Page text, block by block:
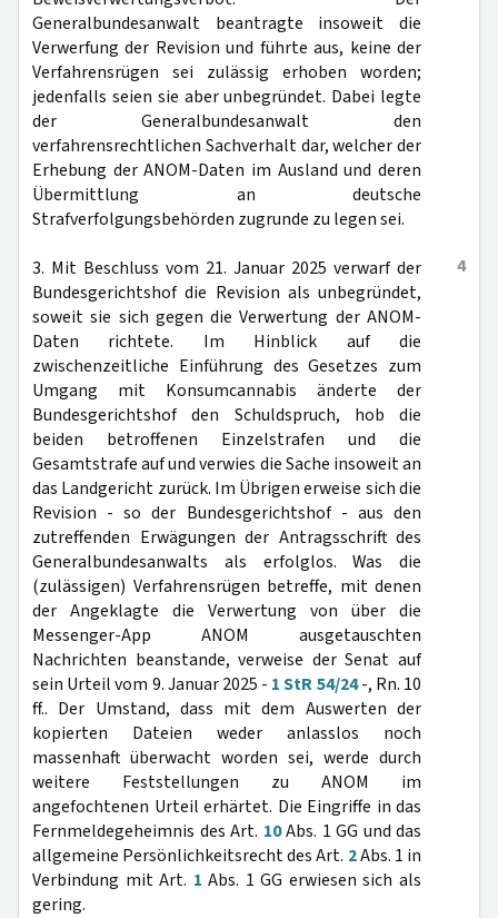
Generalbundesanwalt beantragte insoweit die
Verwerfung der Revision und führte aus, keine der
Verfahrensrügen sei zulässig erhoben worden;
jedenfalls seien sie aber unbegründet. Dabei legte
der Generalbundesanwalt den
verfahrensrechtlichen Sachverhalt dar, welcher der
Erhebung der ANOM-Daten im Ausland und deren
Übermittlung an deutsche
Strafverfolgungsbehörden zugrunde zu legen sei.
4
3. Mit Beschluss vom 21. Januar 2025 verwarf der
Bundesgerichtshof die Revision als unbegründet,
soweit sie sich gegen die Verwertung der ANOM-
Daten richtete. Im Hinblick auf die
zwischenzeitliche Einführung des Gesetzes zum
Umgang mit Konsumcannabis änderte der
Bundesgerichtshof den Schuldspruch, hob die
beiden betroffenen Einzelstrafen und die
Gesamtstrafe auf und verwies die Sache insoweit an
das Landgericht zurück. Im Übrigen erweise sich die
Revision - so der Bundesgerichtshof - aus den
zutreffenden Erwägungen der Antragsschrift des
Generalbundesanwalts als erfolglos. Was die
(zulässigen) Verfahrensrügen betreffe, mit denen
der Angeklagte die Verwertung von über die
Messenger-App ANOM ausgetauschten
Nachrichten beanstande, verweise der Senat auf
sein Urteil vom 9. Januar 2025 - 1 StR 54/24-, Rn. 10
ff.. Der Umstand, dass mit dem Auswerten der
kopierten Dateien weder anlasslos noch
massenhaft überwacht worden sei, werde durch
weitere Feststellungen zu ANOM im
angefochtenen Urteil erhärtet. Die Eingriffe in das
Fernmeldegeheimnis des Art. 10Abs. 1 GG und das
allgemeine Persönlichkeitsrecht des Art. 2Abs. 1 in
Verbindung mit Art. 1 Abs. 1 GG erwiesen sich als
gering.